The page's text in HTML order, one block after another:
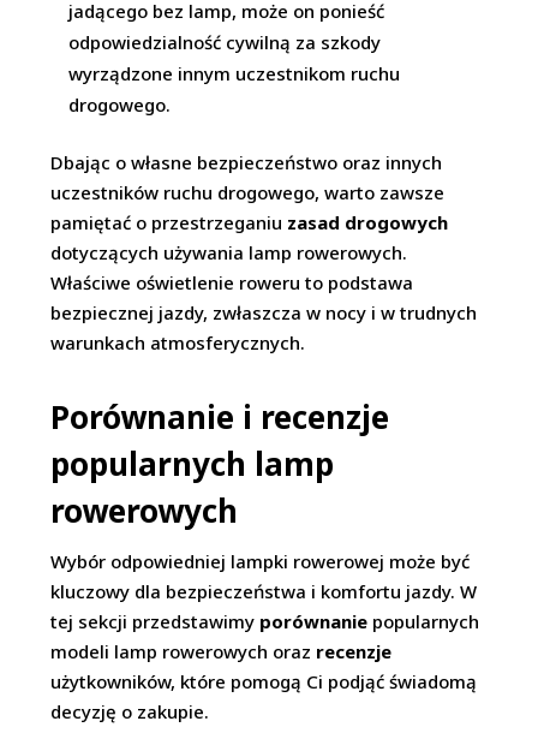
jadącego bez lamp, może on ponieść
odpowiedzialność cywilną za szkody
wyrządzone innym uczestnikom ruchu
drogowego.
Dbając o własne bezpieczeństwo oraz innych
uczestników ruchu drogowego, warto zawsze
pamiętać o przestrzeganiu zasad drogowych
dotyczących używania lamp rowerowych.
Właściwe oświetlenie roweru to podstawa
bezpiecznej jazdy, zwłaszcza w nocy i w trudnych
warunkach atmosferycznych.
Porównanie i recenzje
popularnych lamp
rowerowych
Wybór odpowiedniej lampki rowerowej może być
kluczowy dla bezpieczeństwa i komfortu jazdy. W
tej sekcji przedstawimy porównanie popularnych
modeli lamp rowerowych oraz recenzje
użytkowników, które pomogą Ci podjąć świadomą
decyzję o zakupie.